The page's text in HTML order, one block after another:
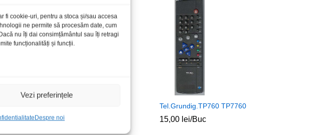
fi cookie-uri, pentru a stoca și/sau accesa
ne permite să procesăm date, cum
nu îți dai consimțământul sau îți retragi
funcționalități și funcții.
Vezi preferințele
Despre noi
SmartTech LCD HL4330HC
Tel.Grundig.TP760 TP7760
15,00 lei/Buc